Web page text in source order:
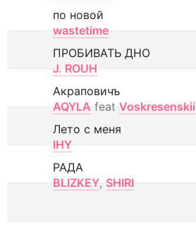
по новой
wastetime
ПРОБИВАТЬ ДНО
J. ROUH
Акраповичъ
AQYLA feat Voskresenskii
Лето с меня
IHY
РАДА
BLIZKEY, SHIRI